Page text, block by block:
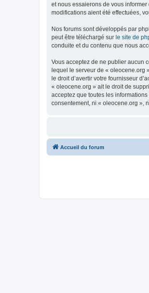
et nous essaierons de vous
modifications aient été effectuées,
Nos forums sont développés par
peut être téléchargé sur le site de
conduite et du contenu que nous
Vous acceptez de ne publier aucun
lequel le serveur de « oleocene.org
le droit d’avertir votre fournisseur
« oleocene.org » ait le droit de
acceptez que toutes les
consentement, ni « oleocene.org »,
Accueil du forum